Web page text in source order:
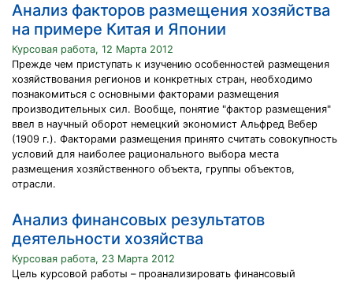
Анализ факторов размещения хозяйства
на примере Китая и Японии
Курсовая работа, 12 Марта 2012
Прежде чем приступать к изучению особенностей размещения
хозяйствования регионов и конкретных стран, необходимо
познакомиться с основными факторами размещения
производительных сил. Вообще, понятие "фактор размещения"
ввел в научный оборот немецкий экономист Альфред Вебер
(1909 г.). Факторами размещения принято считать совокупность
условий для наиболее рационального выбора места
размещения хозяйственного объекта, группы объектов,
отрасли.
Анализ финансовых результатов
деятельности хозяйства
Курсовая работа, 23 Марта 2012
Цель курсовой работы – проанализировать финансовый